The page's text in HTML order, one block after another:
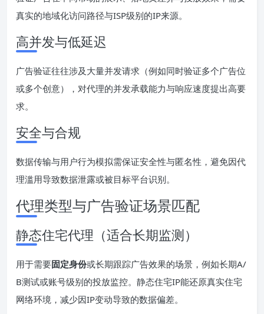
真实的地域化访问路径与ISP级别的IP来源。
高并发与低延迟
广告验证往往涉及大量并发请求（例如同时验证多个广告位
或多个创意），对代理的并发承载能力与响应速度提出高要
求。
安全与合规
数据传输与用户行为模拟需保证安全性与匿名性，避免因代
理滥用导致数据泄露或被目标平台识别。
代理类型与广告验证场景匹配
静态住宅代理（适合长期监测）
用于需要固定身份或长期跟踪广告效果的场景，例如长期A/
B测试或账号级别的投放监控。静态住宅IP能还原真实住宅
网络环境，减少因IP变动导致的数据偏差。